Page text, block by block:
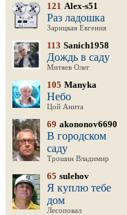
121 Alex-s51
Раз ладошка
Зарицкая Евгения
113 Sanich1958
Дождь в саду
Митяев Олег
105 Manyka
Небо
Цой Анита
69 akononov6690
В городском
саду
Трошин Владимир
65 sulehov
Я куплю тебе
дом
Лесоповал